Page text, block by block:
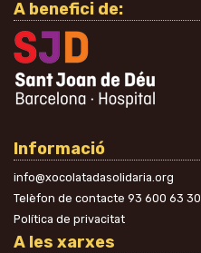
A benefici de:
Informació
info@xocolatadasolidaria.org
Telèfon de contacte 93 600 63 30
Política de privacitat
A les xarxes